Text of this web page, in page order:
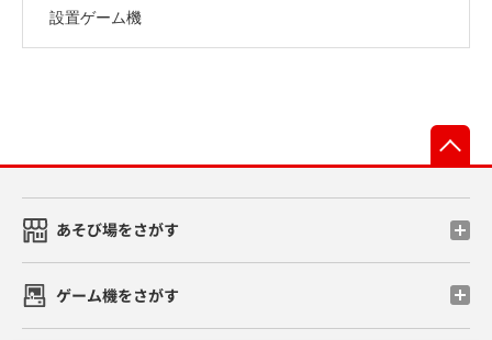
設置ゲーム機
あそび場をさがす
ゲーム機をさがす